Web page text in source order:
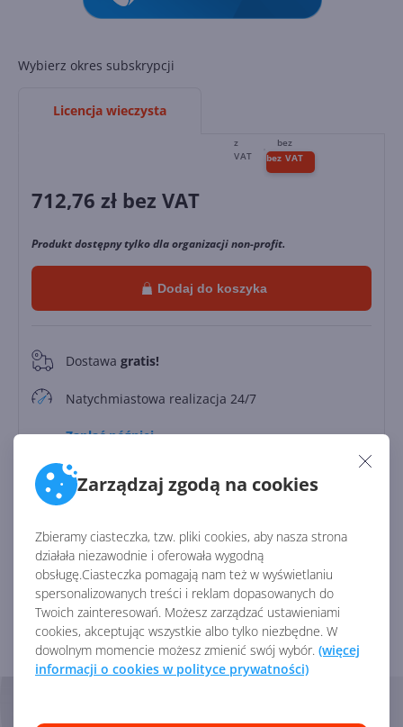
Zarządzaj zgodą na cookies
Zbieramy ciasteczka, tzw. pliki cookies, aby nasza strona
działała niezawodnie i oferowała wygodną
obsługę.Ciasteczka pomagają nam też w wyświetlaniu
spersonalizowanych treści i reklam dopasowanych do
Twoich zainteresowań. Możesz zarządzać ustawieniami
cookies, akceptując wszystkie albo tylko niezbędne. W
dowolnym momencie możesz zmienić swój wybór. (więcej
informacji o cookies w polityce prywatności)
Wybierz okres subskrypcji
Licencja wieczysta
712,76 zł bez VAT
Produkt dostępny tylko dla organizacji non-profit.
Dodaj do koszyka
0 Dostawa gratis!
Natychmiastowa realizacja 24/7
Zapłać później
Kod producenta:DG7GMGF0PN5F
Zobacz porównanie z innymi pakietami
Skorzystaj z pomocy naszych